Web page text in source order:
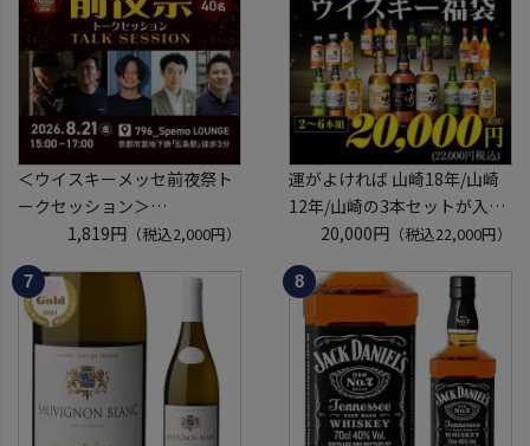
定
※代引き決済不可
ュ リカーマウンテン 福袋 WK
くじ 【送
＜ウイスキーメッセ前夜祭ト
ークセッション＞
8月21日(金)15:00～17:00京都
開催
クレジットカード決済のみ
1,819円（税込2,000円）
運がよければ 山崎18年/山崎
12年/山崎の3本セットが入っ
ているかも！？ ウイスキー福
袋 2～6本組 限定200セット
虎S ※必ずもらえるCP対象
(1P)
20,000円 （税込22,000円）